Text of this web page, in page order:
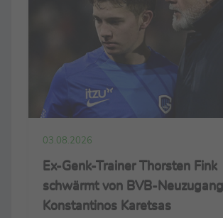
03.08.2026
Ex-Genk-Trainer Thorsten Fink
schwärmt von BVB-Neuzugang
Konstantinos Karetsas